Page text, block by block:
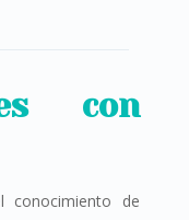
con
conocimiento de